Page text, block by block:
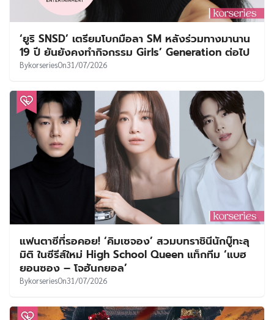
‘ยูริ SNSD’ เตรียมโบกมือลา SM หลังร่วมทางมานาน
19 ปี ยันยังคงทำกิจกรรม Girls’ Generation ต่อไป
BykorseriesOn31/07/2026
แฟนตาซีที่รอคอย! ‘คิมเซจอง’ สวมบทราชินีนักบู๊ทะลุ
มิติ ในซีรีส์ใหม่ High School Queen แท็กทีม ‘แบฮ
ยอนซอง – โจฮันกยอล’
BykorseriesOn31/07/2026